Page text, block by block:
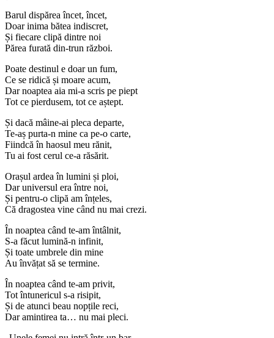
Barul dispărea încet, încet,
Doar inima bătea indiscret,
Și fiecare clipă dintre noi
Părea furată din-trun război.
Poate destinul e doar un fum,
Ce se ridică și moare acum,
Dar noaptea aia mi-a scris pe piept
Tot ce pierdusem, tot ce aștept.
Și dacă mâine-ai pleca departe,
Te-aș purta-n mine ca pe-o carte,
Fiindcă în haosul meu rănit,
Tu ai fost cerul ce-a răsărit.
Orașul ardea în lumini și ploi,
Dar universul era între noi,
Și pentru-o clipă am înțeles,
Că dragostea vine când nu mai crezi.
În noaptea când te-am întâlnit,
S-a făcut lumină-n infinit,
Și toate umbrele din mine
Au învățat să se termine.
În noaptea când te-am privit,
Tot întunericul s-a risipit,
Și de atunci beau nopțile reci,
Dar amintirea ta… nu mai pleci.